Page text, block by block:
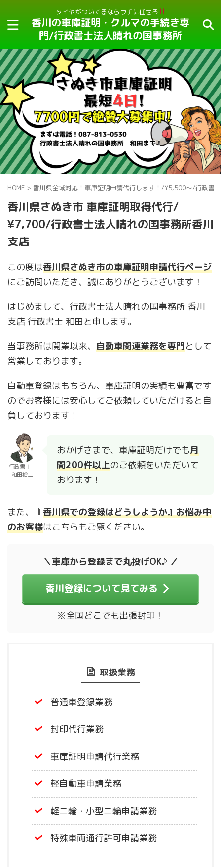
タイヤがついてるならウチに任せろ
香川の車庫証明・クルマの手続き専
門/行政書士法人晴れの国事務所
HOME > 香川県全域対応！車庫証明申請代行します！/¥5,500〜/行政書
香川県さぬき市 車庫証明取得代行/
¥7,700/行政書士法人晴れの国事務所香川
支店
この度は香川県さぬき市の車庫証明申請代行ページ
にご訪問いただき、誠にありがとうございます！
はじめまして、行政書士法人晴れの国事務所 香川
支店 行政書士 和田と申します。
当事務所は開業以来、 自動車関連業務を専門として
営業しております。
自動車登録はもちろん、車庫証明の実績も豊富です
のでお客様には安心してご依頼していただけると自
負しております！
行政書士
和田裕二
おかげさまで、車庫証明だけでも月
間200件以上のご依頼をいただいて
おります！
また、『香川県での登録はどうしようか』お悩み中
のお客様はこちらもご覧ください。
＼車庫から登録まで丸投げOK♪ ／
香川登録について見てみる
※全国どこでも出張封印！
取扱業務
普通車登録業務
封印代行業務
車庫証明申請代行業務
軽自動車申請業務
軽二輪・小型二輪申請業務
特殊車両通行許可申請業務